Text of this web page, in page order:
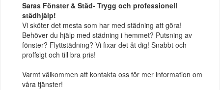
Saras Fönster & Städ- Trygg och professionell
städhjälp!
Vi sköter det mesta som har med städning att göra!
Behöver du hjälp med städning i hemmet? Putsning av
fönster? Flyttstädning? Vi fixar det åt dig! Snabbt och
proffsigt och till bra pris!
Varmt välkommen att kontakta oss för mer information om
våra tjänster!